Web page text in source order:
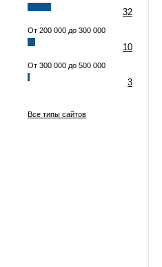
32
От 200 000 до 300 000
10
От 300 000 до 500 000
3
Все типы сайтов